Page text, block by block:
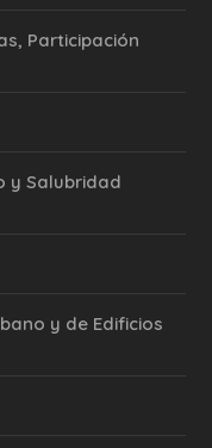
Participación
y Salubridad
y de Edificios